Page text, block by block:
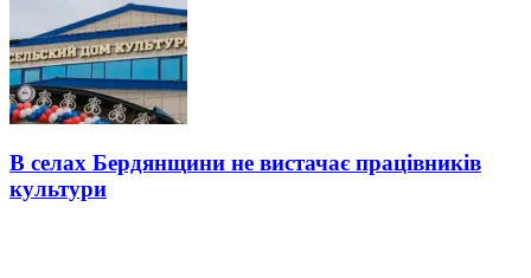
В селах Бердянщини не вистачає працівників
культури